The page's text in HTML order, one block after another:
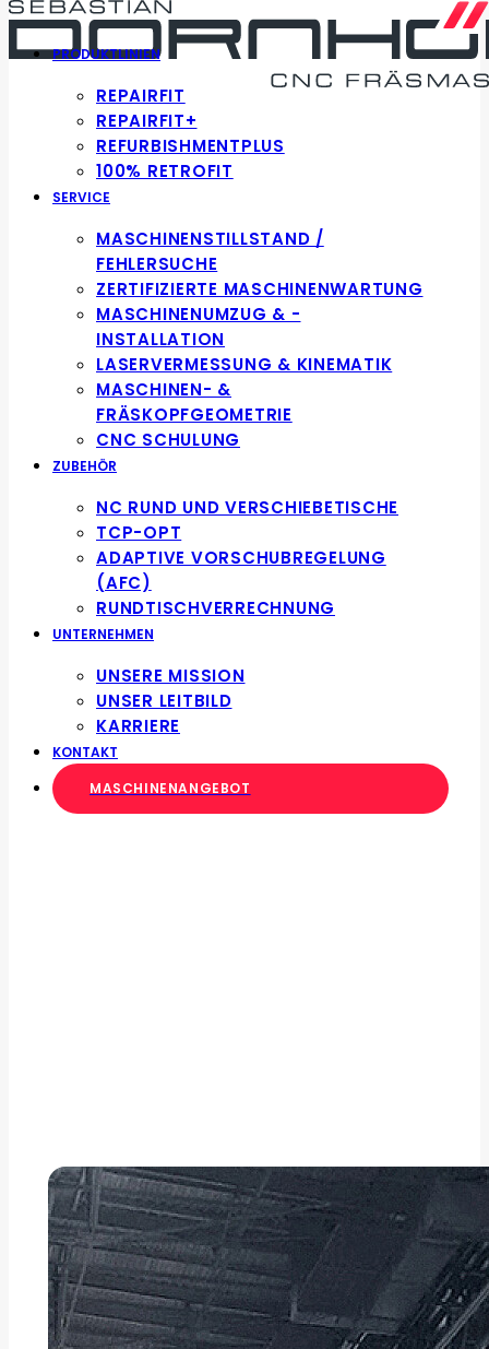
PRODUKTLINIEN
REPAIRFIT
REPAIRFIT+
REFURBISHMENTPLUS
100% RETROFIT
SERVICE
MASCHINENSTILLSTAND /
FEHLERSUCHE
ZERTIFIZIERTE MASCHINENWARTUNG
MASCHINENUMZUG & -
INSTALLATION
LASERVERMESSUNG & KINEMATIK
MASCHINEN- &
FRÄSKOPFGEOMETRIE
CNC SCHULUNG
ZUBEHÖR
NC RUND UND VERSCHIEBETISCHE
TCP-OPT
ADAPTIVE VORSCHUBREGELUNG
(AFC)
RUNDTISCHVERRECHNUNG
UNTERNEHMEN
UNSERE MISSION
UNSER LEITBILD
KARRIERE
KONTAKT
MASCHINENANGEBOT